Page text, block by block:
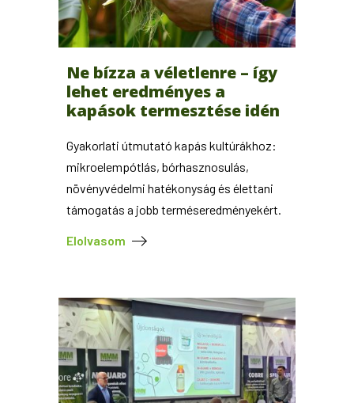
Ne bízza a véletlenre – így
lehet eredményes a
kapások termesztése idén
Gyakorlati útmutató kapás kultúrákhoz:
mikroelempótlás, bórhasznosulás,
növényvédelmi hatékonyság és élettani
támogatás a jobb terméseredményekért.
Elolvasom